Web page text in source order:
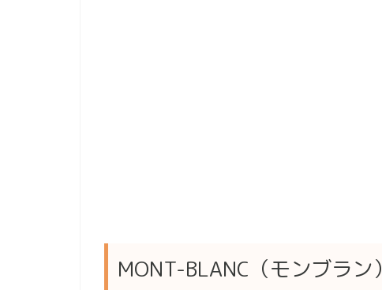
MONT-BLANC（モンブラン）